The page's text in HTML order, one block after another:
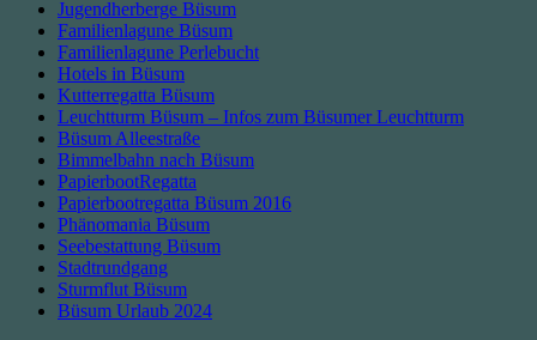
Jugendherberge Büsum
Familienlagune Büsum
Familienlagune Perlebucht
Hotels in Büsum
Kutterregatta Büsum
Leuchtturm Büsum – Infos zum Büsumer Leuchtturm
Büsum Alleestraße
Bimmelbahn nach Büsum
PapierbootRegatta
Papierbootregatta Büsum 2016
Phänomania Büsum
Seebestattung Büsum
Stadtrundgang
Sturmflut Büsum
Büsum Urlaub 2024